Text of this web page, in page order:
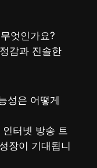
엇인가요?
감과 진솔한
성은 어떻게
터넷 방송 트
장이 기대됩니